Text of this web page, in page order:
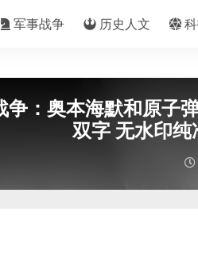
军事战争 历史人文
争：奥本海默和原
双字 无水印